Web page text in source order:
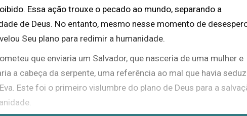
Essa ação trouxe o pecado ao mundo, separando a
de Deus. No entanto, mesmo nesse momento de
Seu plano para redimir a humanidade.
que enviaria um Salvador, que nasceria de uma mulher e
a cabeça da serpente, uma referência ao mal que havia
Este foi o primeiro vislumbre do plano de Deus para a